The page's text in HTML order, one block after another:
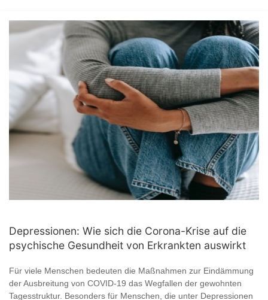
Depressionen: Wie sich die Corona-Krise auf die
psychische Gesundheit von Erkrankten auswirkt
Für viele Menschen bedeuten die Maßnahmen zur Eindämmung
der Ausbreitung von COVID-19 das Wegfallen der gewohnten
Tagesstruktur. Besonders für Menschen, die unter Depressionen